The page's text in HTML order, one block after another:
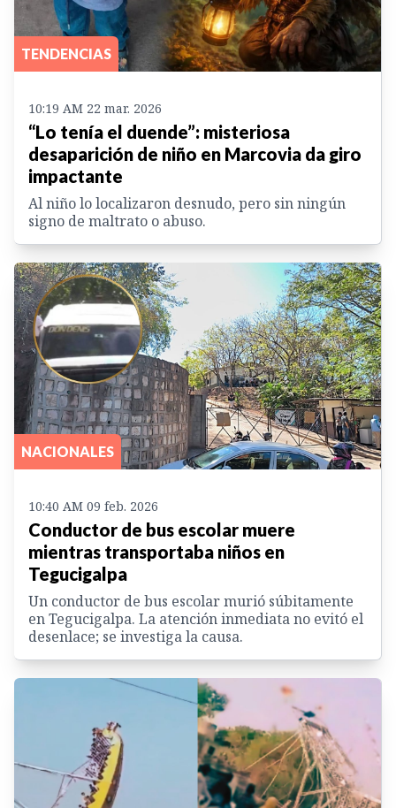
TENDENCIAS
10:19 AM 22 mar. 2026
“Lo tenía el duende”: misteriosa
desaparición de niño en Marcovia da giro
impactante
Al niño lo localizaron desnudo, pero sin ningún
signo de maltrato o abuso.
NACIONALES
10:40 AM 09 feb. 2026
Conductor de bus escolar muere
mientras transportaba niños en
Tegucigalpa
Un conductor de bus escolar murió súbitamente
en Tegucigalpa. La atención inmediata no evitó el
desenlace; se investiga la causa.